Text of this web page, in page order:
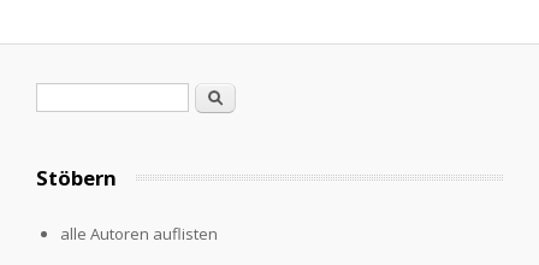
Search
Stöbern
alle Autoren auflisten